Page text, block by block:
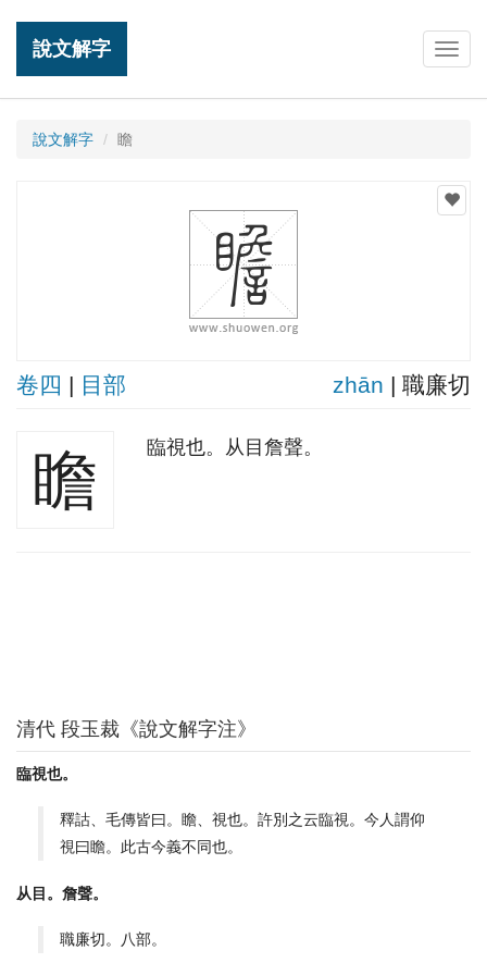
說文解字
說文解字 瞻
卷四 | 目部 zhān | 職廉切
瞻 臨視也。从目詹聲。
清代 段玉裁《說文解字注》
臨視也。
釋詁、毛傳皆曰。瞻、視也。許別之云臨視。今人謂仰
視曰瞻。此古今義不同也。
从目。詹聲。
職廉切。八部。